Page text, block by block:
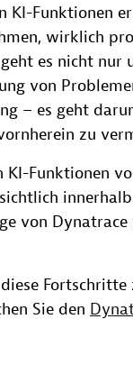
KI-Funktionen
wirklich
es nicht nur
von
– es geht
zu
KI-Funktionen
von
Fortschritte
Sie den